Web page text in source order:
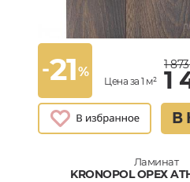
-21%
Цена за 1 м²
1 873
1
В
Ламинат
KRONOPOL ОРЕХ